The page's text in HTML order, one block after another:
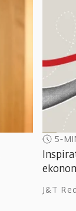
5-
J&T